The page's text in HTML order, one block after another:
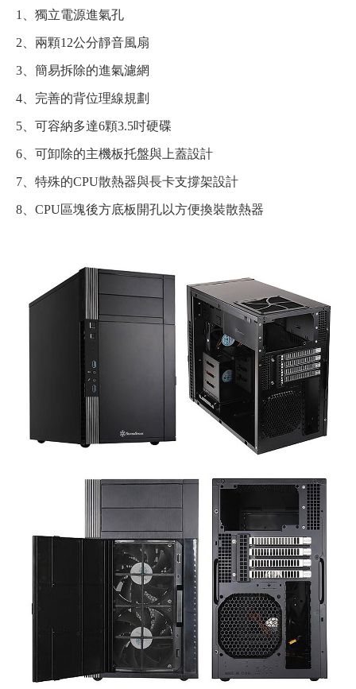
1、獨立電源進氣孔
2、兩顆12公分靜音風扇
3、簡易拆除的進氣濾網
4、完善的背位理線規劃
5、可容納多達6顆3.5吋硬碟
6、可卸除的主機板托盤與上蓋設計
7、特殊的CPU散熱器與長卡支撐架設計
8、CPU區塊後方底板開孔以方便換裝散熱器